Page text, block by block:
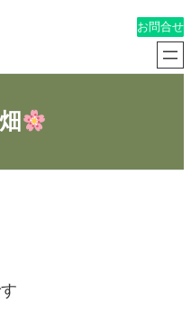
お問合せ